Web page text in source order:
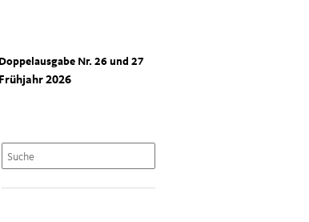
Doppelausgabe Nr. 26 und 27
Frühjahr 2026